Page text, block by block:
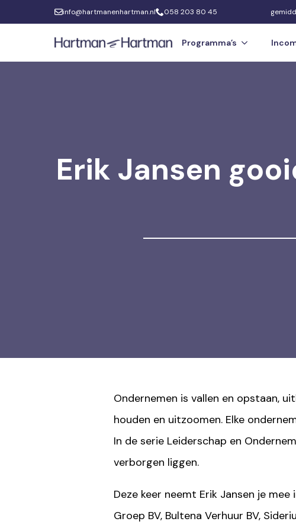
info@hartmanenhartman.nl 058 203 80 45
Programma’s
Erik Jansen
Ondernemen is vallen en opstaan,
houden en uitzoomen. Elke
In de serie Leiderschap en
verborgen liggen.
Deze keer neemt Erik Jansen je
Groep BV, Bultena Verhuur BV,